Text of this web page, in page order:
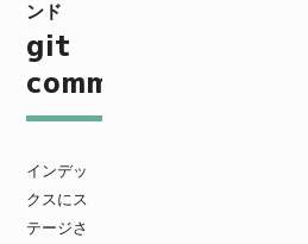
ンド
git
commit
インデッ
クスにス
テージさ